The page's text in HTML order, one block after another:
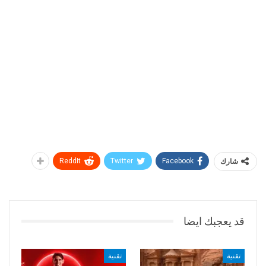
شارك Facebook
Twitter
ReddIt
قد يعجبك ايضا
تقنية تقنية